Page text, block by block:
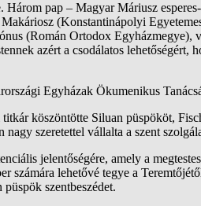
pap – Magyar Máriusz
(Konstantinápolyi
(Román Ortodox
azért a csodálatos
Egyházak Ökumenikus
köszöntötte Siluan püspököt,
szeretettel vállalta a szent
jelentőségére, amely a
lehetővé tegye a
szentbeszédet.